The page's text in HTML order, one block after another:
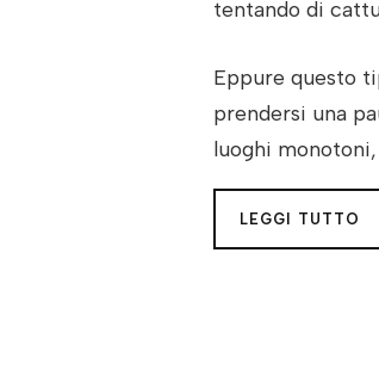
tentando di
Eppure questo
prendersi una
luoghi
LEGGI TUTTO